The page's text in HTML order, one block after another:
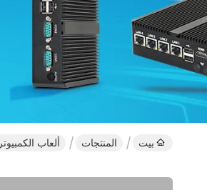
بيت المنتجات ألعاب الكمبيوتر